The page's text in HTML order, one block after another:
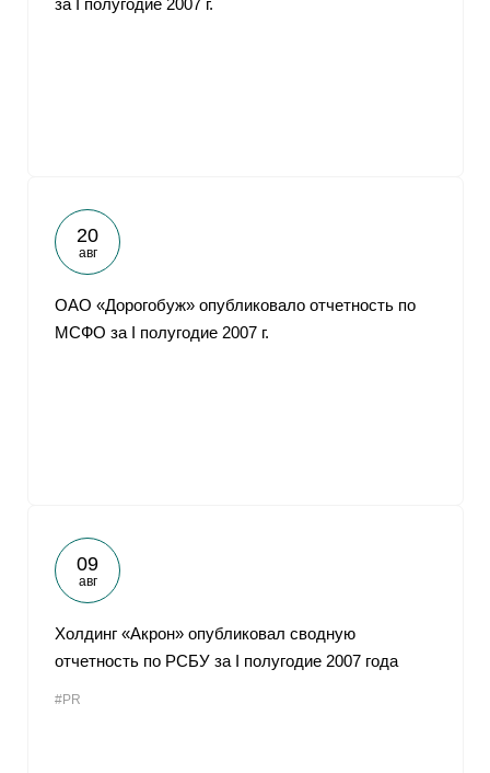
за I полугодие 2007 г.
20
авг
ОАО «Дорогобуж» опубликовало отчетность по
МСФО за I полугодие 2007 г.
09
авг
Холдинг «Акрон» опубликовал сводную
отчетность по РСБУ за I полугодие 2007 года
#PR